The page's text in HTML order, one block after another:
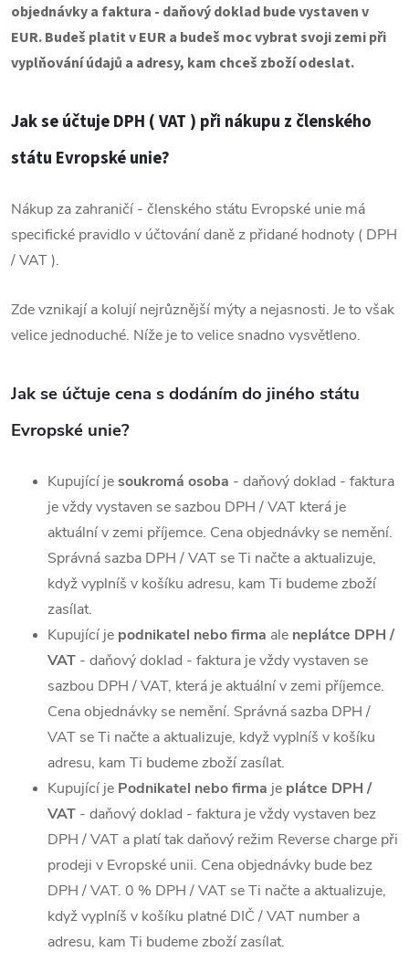
objednávky a faktura - daňový doklad bude vystaven v
EUR. Budeš platit v EUR a budeš moc vybrat svoji zemi při
vyplňování údajů a adresy, kam chceš zboží odeslat.
Jak se účtuje DPH ( VAT ) při nákupu z členského
státu Evropské unie?
Nákup za zahraničí - členského státu Evropské unie má
specifické pravidlo v účtování daně z přidané hodnoty ( DPH
/ VAT ).
Zde vznikají a kolují nejrůznější mýty a nejasnosti. Je to však
velice jednoduché. Níže je to velice snadno vysvětleno.
Jak se účtuje cena s dodáním do jiného státu
Evropské unie?
Kupující jesoukromá osoba - daňový doklad - faktura
je vždy vystaven se sazbou DPH / VAT která je
aktuální v zemi příjemce. Cena objednávky se nemění.
Správná sazba DPH / VAT se Ti načte a aktualizuje,
když vyplníš v košíku adresu, kam Ti budeme zboží
zasílat.
Kupující je podnikatel nebo firma ale neplátce DPH /
VAT - daňový doklad - faktura je vždy vystaven se
sazbou DPH / VAT, která je aktuální v zemi příjemce.
Cena objednávky se nemění. Správná sazba DPH /
VAT se Ti načte a aktualizuje, když vyplníš v košíku
adresu, kam Ti budeme zboží zasílat.
Kupující je Podnikatel nebo firma je plátce DPH /
VAT - daňový doklad - faktura je vždy vystaven bez
DPH / VAT a platí tak daňový režim Reverse charge při
prodeji v Evropské unii. Cena objednávky bude bez
DPH / VAT. 0 % DPH / VAT se Ti načte a aktualizuje,
když vyplníš v košíku platné DIČ / VAT number a
adresu, kam Ti budeme zboží zasílat.